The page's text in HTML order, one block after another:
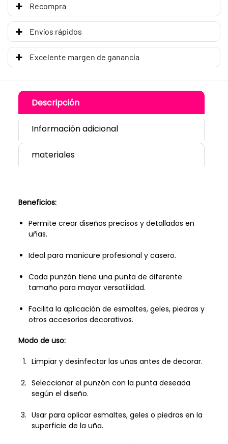
Recompra
Envíos rápidos
Excelente margen de ganancia
Descripción
Información adicional
materiales
Beneficios:
Permite crear diseños precisos y detallados en
uñas.
Ideal para manicure profesional y casero.
Cada punzón tiene una punta de diferente
tamaño para mayor versatilidad.
Facilita la aplicación de esmaltes, geles, piedras y
otros accesorios decorativos.
Modo de uso:
Limpiar y desinfectar las uñas antes de decorar.
Seleccionar el punzón con la punta deseada
según el diseño.
Usar para aplicar esmaltes, geles o piedras en la
superficie de la uña.